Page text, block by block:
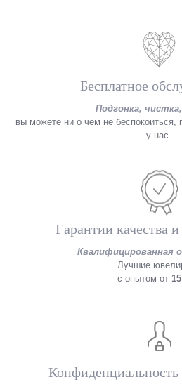
Бесплатное
Подгонка,
вы можете ни о чем не беспокоиться,
у нас.
Гарантии качества
Квалифицированная
Лучшие
с опытом от
Конфиденциальность